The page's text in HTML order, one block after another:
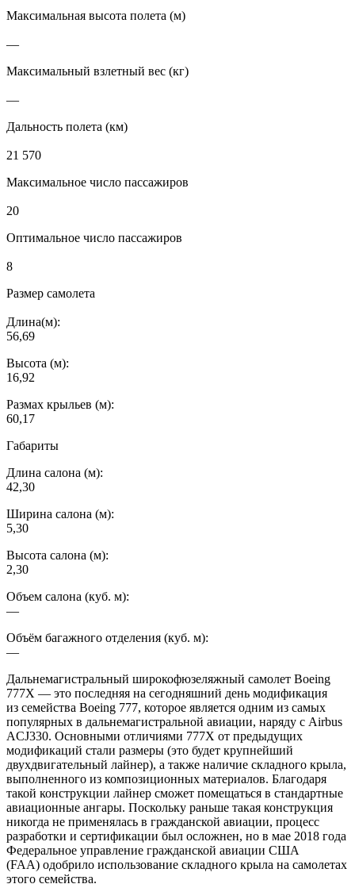
Максимальная высота полета (м)
—
Максимальный взлетный вес (кг)
—
Дальность полета (км)
21 570
Максимальное число пассажиров
20
Оптимальное число пассажиров
8
Размер самолета
Длина(м):
56,69
Высота (м):
16,92
Размах крыльев (м):
60,17
Габариты
Длина салона (м):
42,30
Ширина салона (м):
5,30
Высота салона (м):
2,30
Объем салона (куб. м):
—
Объём багажного отделения (куб. м):
—
Дальнемагистральный широкофюзеляжный самолет Boeing
777X — это последняя на сегодняшний день модификация
из семейства Boeing 777, которое является одним из самых
популярных в дальнемагистральной авиации, наряду с Airbus
ACJ330. Основными отличиями 777X от предыдущих
модификаций стали размеры (это будет крупнейший
двухдвигательный лайнер), а также наличие складного крыла,
выполненного из композиционных материалов. Благодаря
такой конструкции лайнер сможет помещаться в стандартные
авиационные ангары. Поскольку раньше такая конструкция
никогда не применялась в гражданской авиации, процесс
разработки и сертификации был осложнен, но в мае 2018 года
Федеральное управление гражданской авиации США
(FAA) одобрило использование складного крыла на самолетах
этого семейства.